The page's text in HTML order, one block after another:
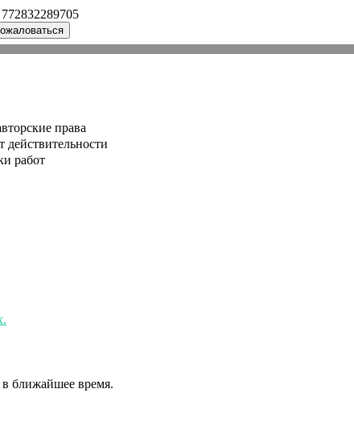
права
работ
ближайшее время.